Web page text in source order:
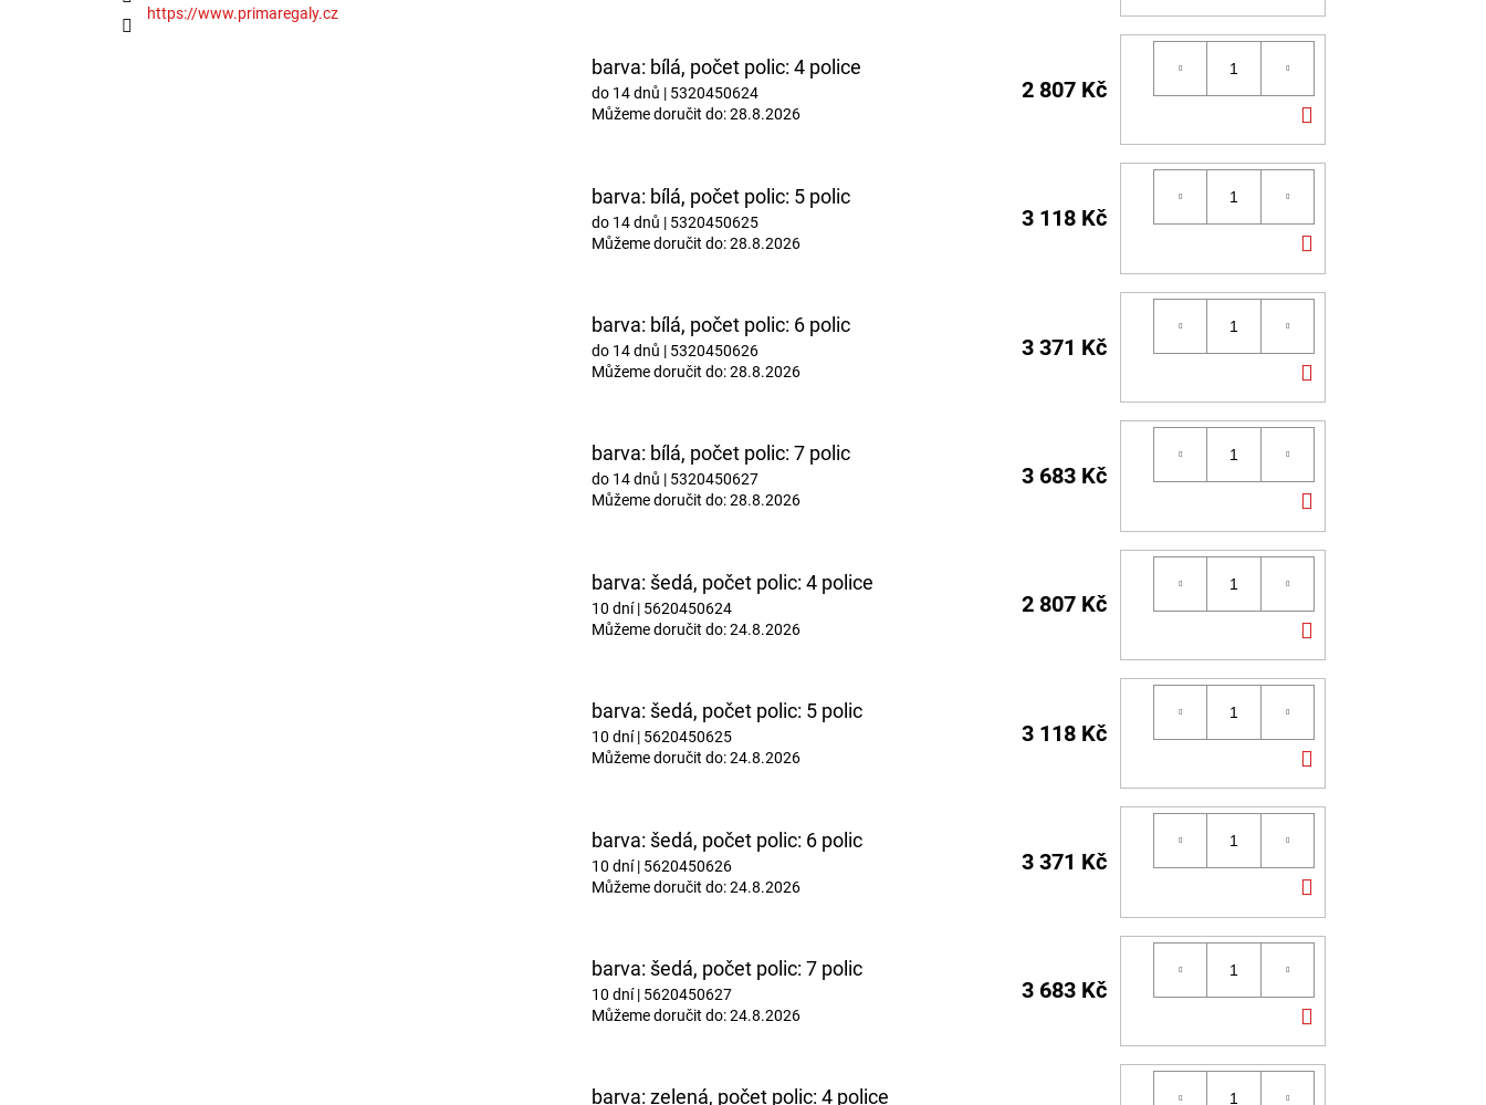
https://www.primaregaly.cz
KOŠÍKU
barva: bílá, počet polic: 4 police
do 14 dnů | 5320450624
Můžeme doručit do:28.8.2026
2 807 Kč
KOŠÍKU
barva: bílá, počet polic: 5 polic
do 14 dnů | 5320450625
Můžeme doručit do:28.8.2026
3 118 Kč
KOŠÍKU
barva: bílá, počet polic: 6 polic
do 14 dnů | 5320450626
Můžeme doručit do:28.8.2026
3 371 Kč
KOŠÍKU
barva: bílá, počet polic: 7 polic
do 14 dnů | 5320450627
Můžeme doručit do:28.8.2026
3 683 Kč
KOŠÍKU
barva: šedá, počet polic: 4 police
10 dní| 5620450624
Můžeme doručit do:24.8.2026
2 807 Kč
KOŠÍKU
barva: šedá, počet polic: 5 polic
10 dní| 5620450625
Můžeme doručit do:24.8.2026
3 118 Kč
KOŠÍKU
barva: šedá, počet polic: 6 polic
10 dní| 5620450626
Můžeme doručit do:24.8.2026
3 371 Kč
KOŠÍKU
barva: šedá, počet polic: 7 polic
10 dní| 5620450627
Můžeme doručit do:24.8.2026
3 683 Kč
KOŠÍKU
barva: zelená, počet polic: 4 police